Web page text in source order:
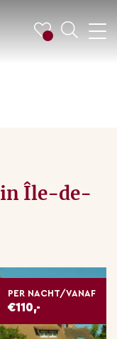
in Île-de-
PER NACHT/VANAF
€110,-